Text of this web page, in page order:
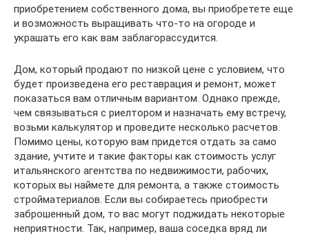
приобретением собственного дома, вы приобретете еще
и возможность выращивать что-то на огороде и
украшать его как вам заблагорассудится.
Дом, который продают по низкой цене с условием, что
будет произведена его реставрация и ремонт, может
показаться вам отличным вариантом. Однако прежде,
чем связываться с риелтором и назначать ему встречу,
возьми калькулятор и проведите несколько расчетов.
Помимо цены, которую вам придется отдать за само
здание, учтите и такие факторы как стоимость услуг
итальянского агентства по недвижимости, рабочих,
которых вы наймете для ремонта, а также стоимость
стройматериалов. Если вы собираетесь приобрести
заброшенный дом, то вас могут поджидать некоторые
неприятности. Так, например, ваша соседка вряд ли